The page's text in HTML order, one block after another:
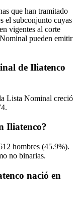
que han tramitado
el subconjunto cuyas
vigentes al corte
pueden emitir
de Iliatenco
Lista Nominal creció
Iliatenco?
hombres (45.9%).
no binarias.
nació en